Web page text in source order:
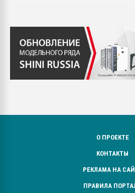
О ПРОЕКТЕ
КОНТАКТЫ
РЕКЛАМА НА
ПРАВИЛА